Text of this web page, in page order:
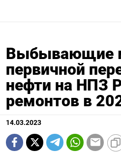
Выбывающие
первичной
нефти на НПЗ
ремонтов в
14.03.2023